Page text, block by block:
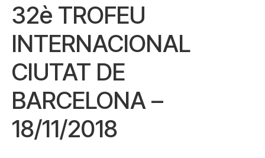
32è TROFEU
INTERNACIONAL
CIUTAT DE
BARCELONA –
18/11/2018